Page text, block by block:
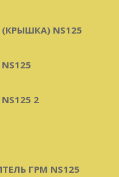
NS125
2
ГРМ NS125